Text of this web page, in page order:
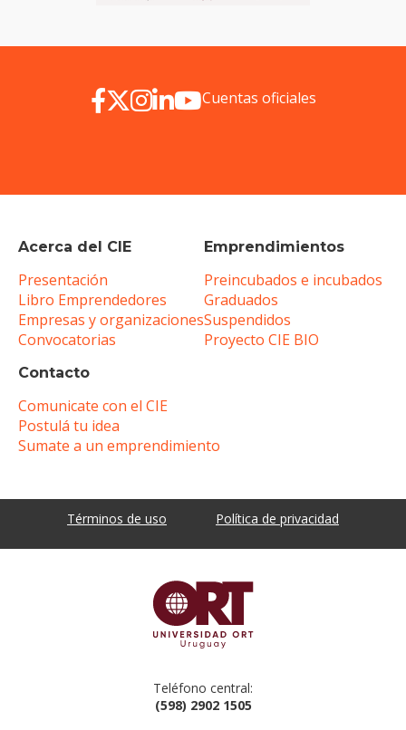
Acerca del CIE
Presentación
Libro Emprendedores
Empresas y organizaciones
Convocatorias
Emprendimientos
Preincubados e incubados
Graduados
Suspendidos
Proyecto CIE BIO
Contacto
Comunicate con el CIE
Postulá tu idea
Sumate a un emprendimiento
Cuentas oficiales
Términos de uso Política de privacidad
Teléfono central:
(598) 2902 1505